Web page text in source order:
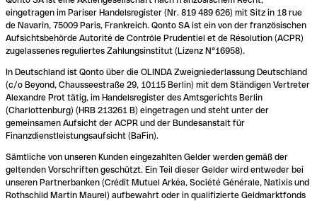
eingetragen im Pariser Handelsregister (Nr. 819 489 626) mit Sitz in 18 rue
de Navarin, 75009 Paris, Frankreich. Qonto SA ist ein von der französischen
Aufsichtsbehörde Autorité de Contrôle Prudentiel et de Résolution (ACPR)
zugelassenes reguliertes Zahlungsinstitut (Lizenz N°16958).
In Deutschland ist Qonto über die OLINDA Zweigniederlassung Deutschland
(c/o Beyond, Chausseestraße 29, 10115 Berlin) mit dem Ständigen Vertreter
Alexandre Prot tätig, im Handelsregister des Amtsgerichts Berlin
(Charlottenburg) (HRB 213261 B) eingetragen und steht unter der
gemeinsamen Aufsicht der ACPR und der Bundesanstalt für
Finanzdienstleistungsaufsicht (BaFin).
Sämtliche von unseren Kunden eingezahlten Gelder werden gemäß der
geltenden Vorschriften geschützt. Ein Teil dieser Gelder wird entweder bei
unseren Partnerbanken (Crédit Mutuel Arkéa, Société Générale, Natixis und
Rothschild Martin Maurel) aufbewahrt oder in qualifizierte Geldmarktfonds